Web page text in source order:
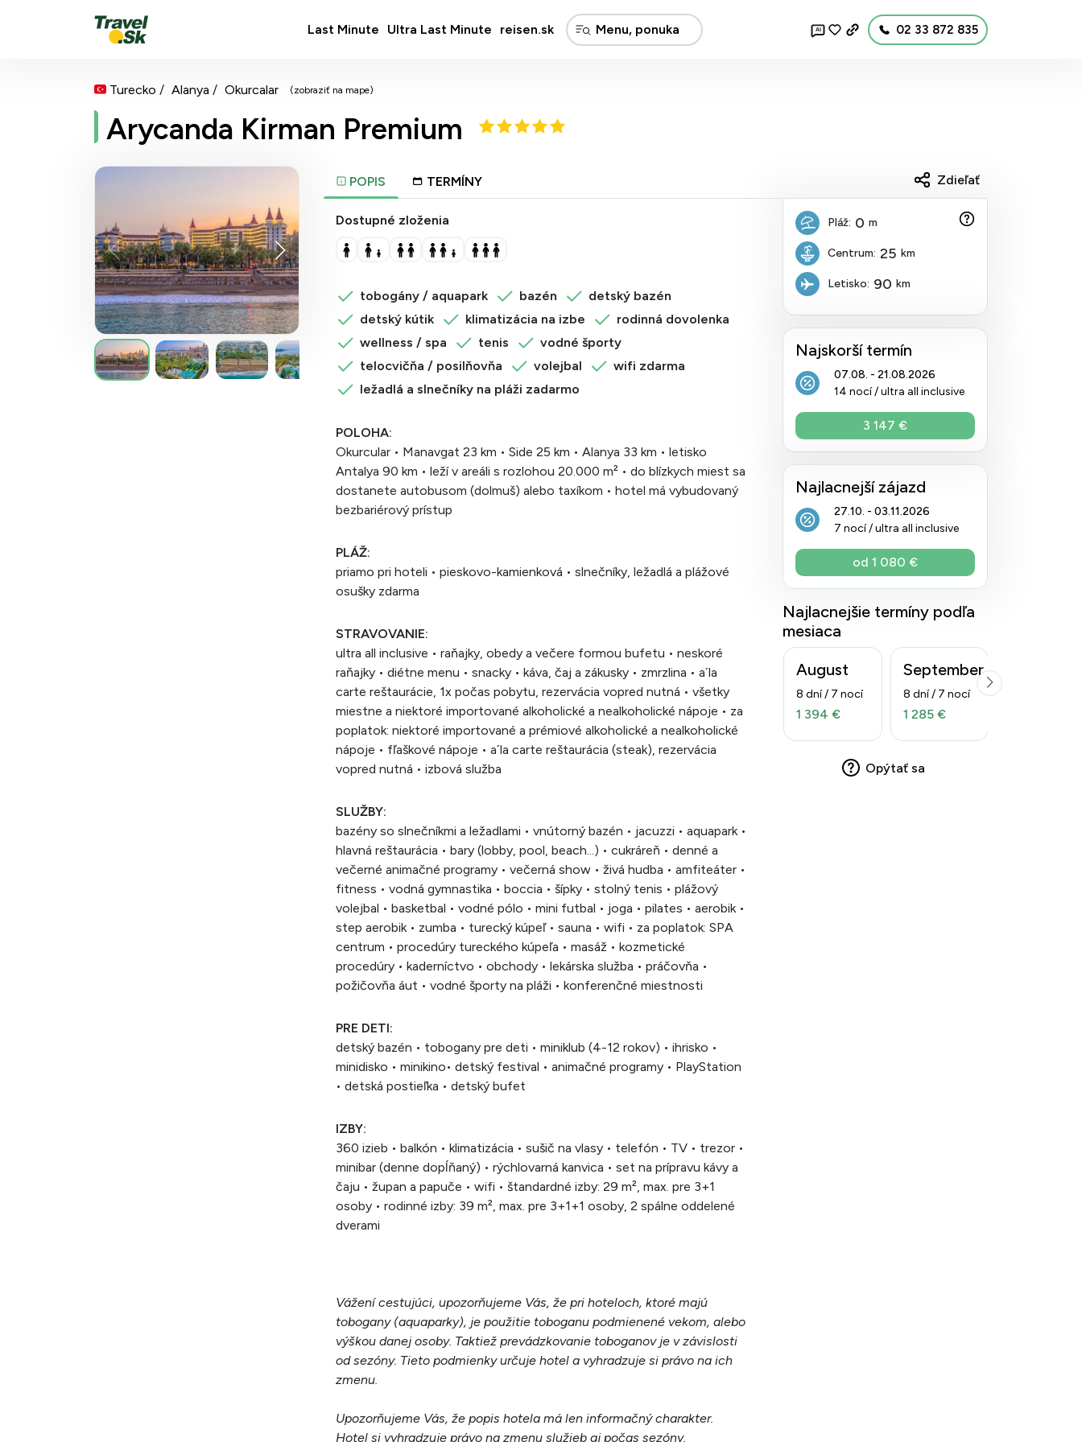
Last Minute Ultra Last Minute reisen.sk AI 02 33 872 835
Turecko Alanya Okurcalar (zobraziť na mape)
Arycanda Kirman Premium
POPIS TERMÍNY
Dostupné zloženia
tobogány / aquapark bazén
detský bazén
detský kútik
klimatizácia na izbe
rodinná dovolenka
wellness / spa
tenis
vodné športy
telocvičňa / posilňovňa
volejbal
wifi zdarma
ležadlá a slnečníky na pláži zadarmo
POLOHA:
Okurcular • Manavgat 23 km • Side 25 km • Alanya 33 km • letisko
Antalya 90 km • leží v areáli s rozlohou 20.000 m² • do blízkych miest sa
dostanete autobusom (dolmuš) alebo taxíkom • hotel má vybudovaný
bezbariérový prístup
PLÁŽ:
priamo pri hoteli • pieskovo-kamienková • slnečníky, ležadlá a plážové
osušky zdarma
STRAVOVANIE:
ultra all inclusive • raňajky, obedy a večere formou bufetu • neskoré
raňajky • diétne menu • snacky • káva, čaj a zákusky • zmrzlina • a´la
carte reštaurácie, 1x počas pobytu, rezervácia vopred nutná • všetky
miestne a niektoré importované alkoholické a nealkoholické nápoje • za
poplatok: niektoré importované a prémiové alkoholické a nealkoholické
nápoje • fľaškové nápoje • a´la carte reštaurácia (steak), rezervácia
vopred nutná • izbová služba
SLUŽBY:
bazény so slnečníkmi a ležadlami • vnútorný bazén • jacuzzi • aquapark •
hlavná reštaurácia • bary (lobby, pool, beach...) • cukráreň • denné a
večerné animačné programy • večerná show • živá hudba • amfiteáter •
fitness • vodná gymnastika • boccia • šípky • stolný tenis • plážový
volejbal • basketbal • vodné pólo • mini futbal • joga • pilates • aerobik •
step aerobik • zumba • turecký kúpeľ • sauna • wifi • za poplatok: SPA
centrum • procedúry tureckého kúpeľa • masáž • kozmetické
procedúry • kaderníctvo • obchody • lekárska služba • práčovňa •
požičovňa áut • vodné športy na pláži • konferenčné miestnosti
PRE DETI:
detský bazén • tobogany pre deti • miniklub (4-12 rokov) • ihrisko •
minidisko • minikino• detský festival • animačné programy • PlayStation
• detská postieľka • detský bufet
IZBY:
360 izieb • balkón • klimatizácia • sušič na vlasy • telefón • TV • trezor •
minibar (denne dopĺňaný) • rýchlovarná kanvica • set na prípravu kávy a
čaju • župan a papuče • wifi • štandardné izby: 29 m², max. pre 3+1
osoby • rodinné izby: 39 m², max. pre 3+1+1 osoby, 2 spálne oddelené
dverami
Vážení cestujúci, upozorňujeme Vás, že pri hoteloch, ktoré majú
tobogany (aquaparky), je použitie toboganu podmienené vekom, alebo
výškou danej osoby. Taktiež prevádzkovanie toboganov je v závislosti
od sezóny. Tieto podmienky určuje hotel a vyhradzuje si právo na ich
zmenu.
Upozorňujeme Vás, že popis hotela má len informačný charakter.
Hotel si vyhradzuje právo na zmenu služieb aj počas sezóny.
Zdieľať
Pláž: 0 m
Centrum: 25 km
Letisko: 90 km
Najskorší termín
07.08. - 21.08.2026
14 nocí / ultra all inclusive
3 147 €
Najlacnejší zájazd
27.10. - 03.11.2026
7 nocí / ultra all inclusive
od 1 080 €
Najlacnejšie termíny podľa
mesiaca
August
8 dní / 7 nocí
1 394 €
September
8 dní / 7 nocí
1 285 €
Opýtať sa